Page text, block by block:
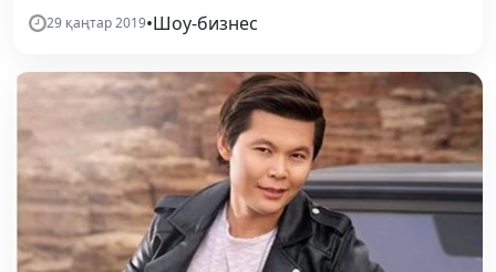
29 қаңтар 2019•Шоу-бизнес